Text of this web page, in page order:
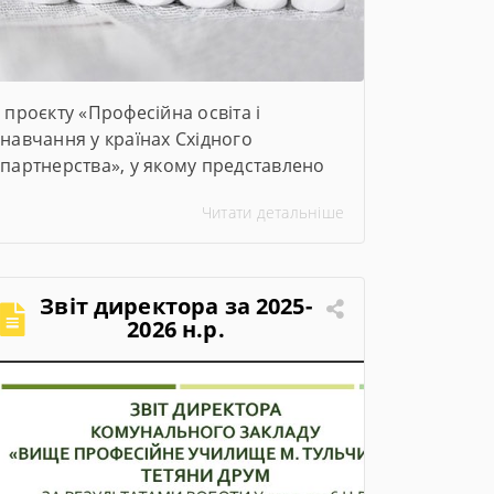
проєкту «Професійна освіта і
навчання у країнах Східного
партнерства», у якому представлено
за січень–червень 2026 рокуЧитати детальніше
Звіт директора за 2025-
2026 н.р.